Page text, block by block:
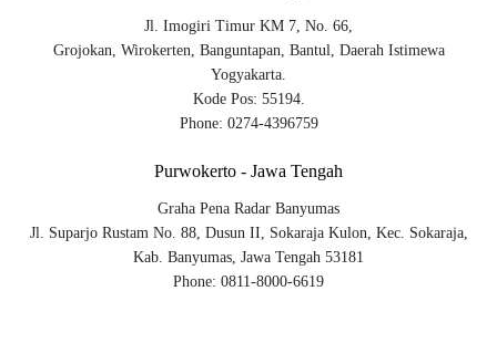
Jl. Imogiri Timur KM 7, No. 66,
Grojokan, Wirokerten, Banguntapan, Bantul, Daerah Istimewa
Yogyakarta.
Kode Pos: 55194.
Phone: 0274-4396759
Purwokerto - Jawa Tengah
Graha Pena Radar Banyumas
Jl. Suparjo Rustam No. 88, Dusun II, Sokaraja Kulon, Kec. Sokaraja,
Kab. Banyumas, Jawa Tengah 53181
Phone: 0811-8000-6619